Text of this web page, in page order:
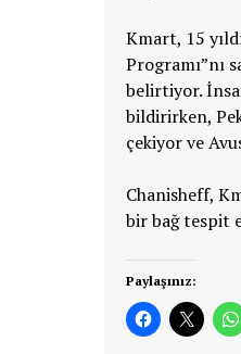
Kmart, 15
Programı”nı
belirtiyor.
bildirirken,
çekiyor ve
Chanisheff,
bir bağ tespit
Paylaşınız: